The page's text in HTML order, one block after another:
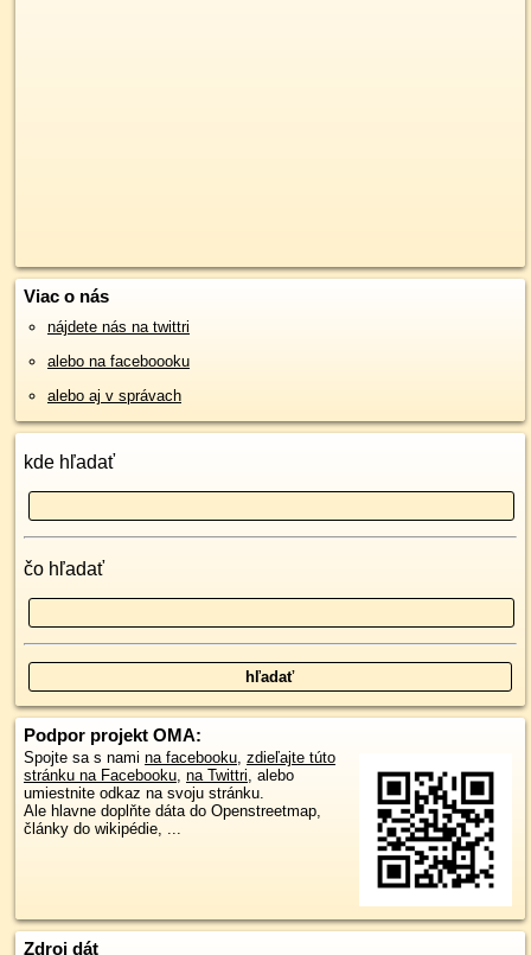
Viac o nás
nájdete nás na twittri
alebo na faceboooku
alebo aj v správach
kde hľadať
čo hľadať
Podpor projekt OMA:
Spojte sa s nami na facebooku, zdieľajte túto
stránku na Facebooku, na Twittri, alebo
umiestnite odkaz na svoju stránku.
Ale hlavne doplňte dáta do Openstreetmap,
články do wikipédie, ...
Zdroj dát